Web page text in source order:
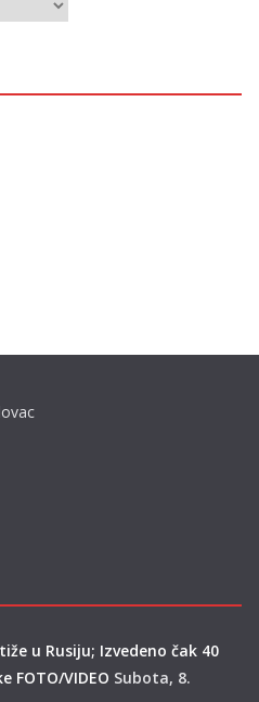
u Rusiju; Izvedeno čak 40
FOTO/VIDEO Subota, 8.